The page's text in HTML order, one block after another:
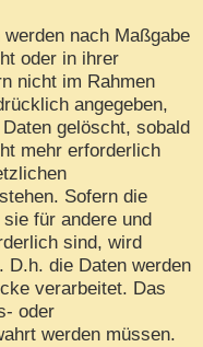
nach Maßgabe
oder in ihrer
nicht im Rahmen
angegeben,
gelöscht, sobald
mehr erforderlich
Sofern die
für andere und
sind, wird
D.h. die Daten werden
verarbeitet. Das
oder
werden müssen.